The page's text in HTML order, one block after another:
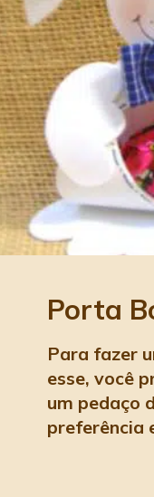
Porta
Para fazer
esse, você
um pedaço
preferência